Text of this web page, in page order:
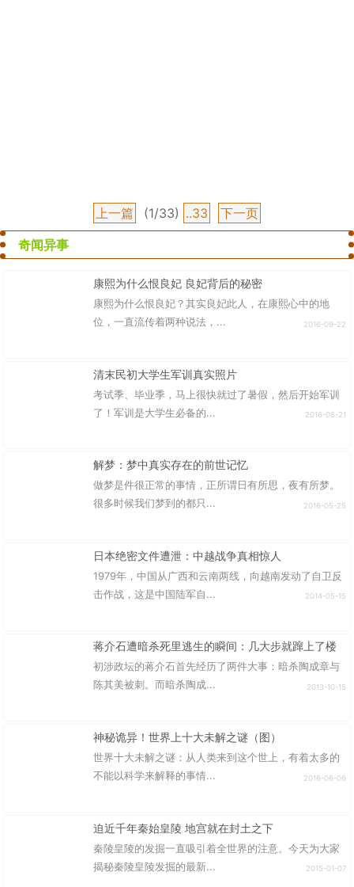
上一篇 (1/33) ..33
下一页
奇闻异事
康熙为什么恨良妃 良妃背后的秘密
康熙为什么恨良妃？其实良妃此人，在康熙心中的地
位，一直流传着两种说法，...
2016-09-22
清末民初大学生军训真实照片
考试季、毕业季，马上很快就过了暑假，然后开始军训
了！军训是大学生必备的...
2016-06-21
解梦：梦中真实存在的前世记忆
做梦是件很正常的事情，正所谓日有所思，夜有所梦。
很多时候我们梦到的都只...
2016-05-25
日本绝密文件遭泄：中越战争真相惊人
1979年，中国从广西和云南两线，向越南发动了自卫反
击作战，这是中国陆军自...
2014-05-15
蒋介石遭暗杀死里逃生的瞬间：几大步就蹿上了楼
初涉政坛的蒋介石首先经历了两件大事：暗杀陶成章与
陈其美被刺。而暗杀陶成...
2013-10-15
神秘诡异！世界上十大未解之谜（图）
世界十大未解之谜：从人类来到这个世上，有着太多的
不能以科学来解释的事情...
2016-06-06
迫近千年秦始皇陵 地宫就在封土之下
秦陵皇陵的发掘一直吸引着全世界的注意。今天为大家
揭秘秦陵皇陵发掘的最新...
2015-01-07